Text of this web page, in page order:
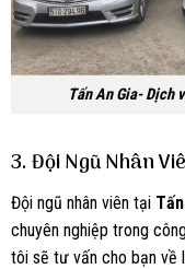
Tấn An Gia- Dịch
3. Đội Ngũ Nhân
Đội ngũ nhân viên tại
chuyên nghiệp trong
tôi sẽ tư vấn cho bạn về